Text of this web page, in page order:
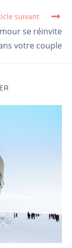
suivant
se réinvite
votre couple